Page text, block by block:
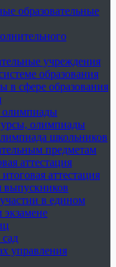
образовательные
учреждения
образования
в сфере образования
олимпиады
олимпиады
школьников
предметам
аттестация
аттестация
в едином
экзамене
управления